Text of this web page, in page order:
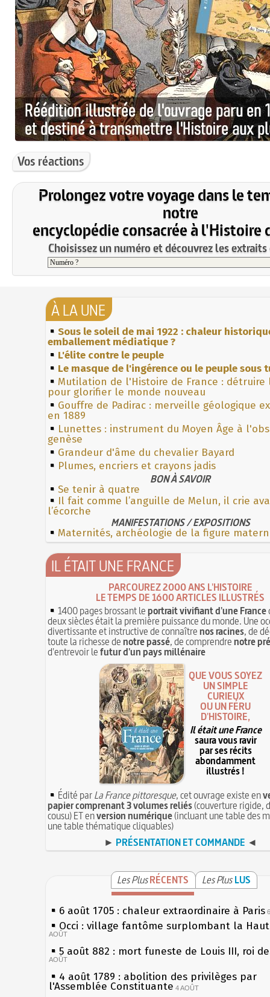
Vos réactions
Prolongez votre voyage dans le
notre
encyclopédie consacrée à l'Histoire
Choisissez un numéro et découvrez les
À LA UNE
Sous le soleil de mai 1922 : chaleur
emballement médiatique ?
L'élite contre le peuple
Le masque de l'ingérence ou le peuple sous
Mutilation de l'Histoire de France : détruire
pour glorifier le monde nouveau
Gouffre de Padirac : merveille géologique
en 1889
Lunettes : instrument du Moyen Âge à
genèse
Grandeur d'âme du chevalier Bayard
Plumes, encriers et crayons jadis
BON À SAVOIR
Se tenir à quatre
Il fait comme l’anguille de Melun, il crie
l’écorche
MANIFESTATIONS / EXPOSITIONS
Maternités, archéologie de la figure
IL ÉTAIT UNE FRANCE
PARCOUREZ 2000 ANS L'HISTOIRE
LE TEMPS DE 1600 ARTICLES ILLUSTRÉS
1400 pages brossant leportrait vivifiant d'une France
deux siècles était la première puissance du monde. Une
divertissante et instructive de connaîtrenos racines, de
toute la richesse denotre passé, de comprendrenotre
d'entrevoir lefutur d'un pays millénaire
QUE VOUS SOYEZ
UN SIMPLE
CURIEUX
OU UN FÉRU
D'HISTOIRE,
Il était une France
saura vous ravir
par ses récits
abondamment
illustrés !
Édité parLa France pittoresque, cet ouvrage existe en
papier comprenant 3 volumes reliés(couverture rigide,
cousu) ET enversion numérique(incluant une table des
une table thématique cliquables)
► PRÉSENTATION ET COMMANDE ◄
Les PlusRÉCENTS Les Plus LUS
6 août 1705 : chaleur extraordinaire à Paris
Occi : village fantôme surplombant la
AOÛT
5 août 882 : mort funeste de Louis III, roi
AOÛT
4 août 1789 : abolition des privilèges par
l'Assemblée Constituante 4 AOÛT